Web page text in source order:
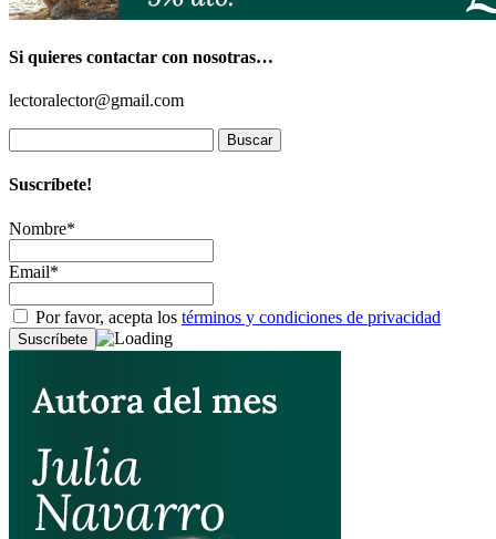
Si quieres contactar con nosotras…
lectoralector@gmail.com
Suscríbete!
Nombre*
Email*
Por favor, acepta los términos y condiciones de privacidad